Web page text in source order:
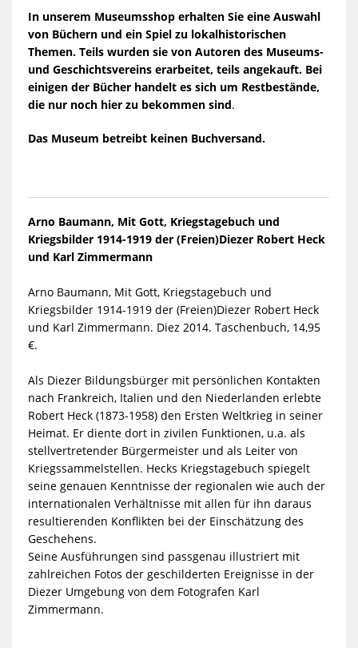
MEDIENDATEIEN
In unserem Museumsshop erhalten Sie eine Auswahl
von Büchern und ein Spiel zu lokalhistorischen
Themen. Teils wurden sie von Autoren des Museums-
und Geschichtsvereins erarbeitet, teils angekauft. Bei
einigen der Bücher handelt es sich um Restbestände,
die nur noch hier zu bekommen sind.
Das Museum betreibt keinen Buchversand.
Arno Baumann, Mit Gott, Kriegstagebuch und
Kriegsbilder 1914-1919 der (Freien)Diezer Robert Heck
und Karl Zimmermann
Arno Baumann, Mit Gott, Kriegstagebuch und
Kriegsbilder 1914-1919 der (Freien)Diezer Robert Heck
und Karl Zimmermann. Diez 2014. Taschenbuch, 14,95
€.
Als Diezer Bildungsbürger mit persönlichen Kontakten
nach Frankreich, Italien und den Niederlanden erlebte
Robert Heck (1873-1958) den Ersten Weltkrieg in seiner
Heimat. Er diente dort in zivilen Funktionen, u.a. als
stellvertretender Bürgermeister und als Leiter von
Kriegssammelstellen. Hecks Kriegstagebuch spiegelt
seine genauen Kenntnisse der regionalen wie auch der
internationalen Verhältnisse mit allen für ihn daraus
resultierenden Konflikten bei der Einschätzung des
Geschehens.
Seine Ausführungen sind passgenau illustriert mit
zahlreichen Fotos der geschilderten Ereignisse in der
Diezer Umgebung von dem Fotografen Karl
Zimmermann.